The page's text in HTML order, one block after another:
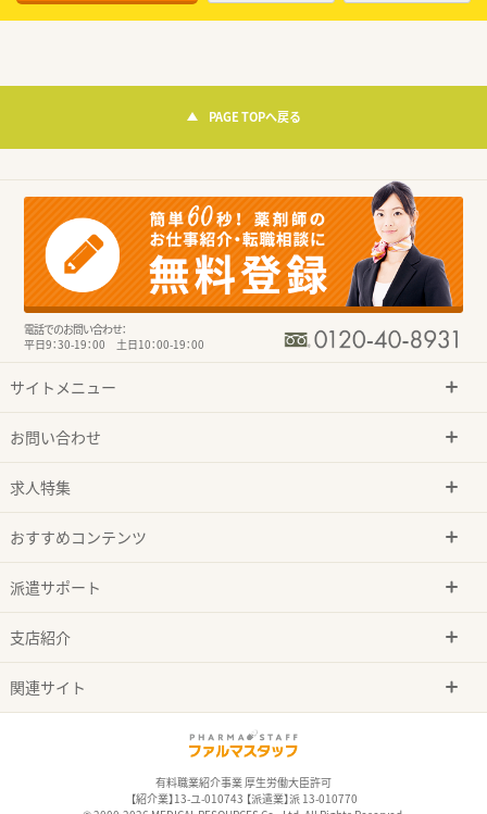
PAGE TOPへ戻る
電話でのお問い合わせ：
平日9：30-19：00 土日10：00-19：00
サイトメニュー
お問い合わせ
求人特集
おすすめコンテンツ
派遣サポート
支店紹介
関連サイト
有料職業紹介事業 厚生労働大臣許可
【紹介業】13-ユ-010743 【派遣業】派 13-010770